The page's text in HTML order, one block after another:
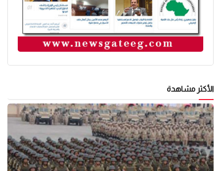
الأكثر مشاهدة